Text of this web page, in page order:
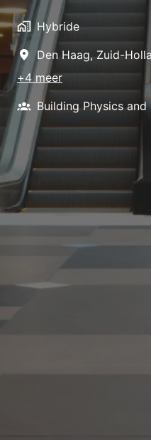
Hybride
Den Haag, Zuid-
+4 meer
Building Physics and